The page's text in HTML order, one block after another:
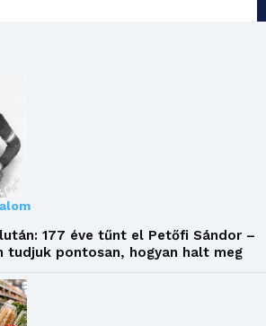
177 éve tűnt el Petőfi Sándor –
tudjuk pontosan, hogyan halt meg